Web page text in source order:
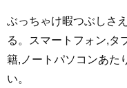
ぶっちゃけ暇つぶしさ
る。スマートフォン,タ
籍,ノートパソコンあた
い。